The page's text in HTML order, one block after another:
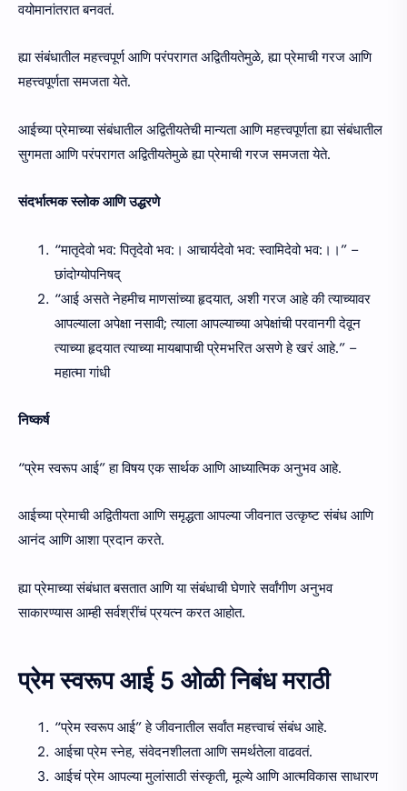
वयोमानांतरात बनवतं.
ह्या संबंधातील महत्त्वपूर्ण आणि परंपरागत अद्वितीयतेमुळे, ह्या प्रेमाची गरज आणि
महत्त्वपूर्णता समजता येते.
आईच्या प्रेमाच्या संबंधातील अद्वितीयतेची मान्यता आणि महत्त्वपूर्णता ह्या संबंधातील
सुगमता आणि परंपरागत अद्वितीयतेमुळे ह्या प्रेमाची गरज समजता येते.
संदर्भात्मक स्लोक आणि उद्धरणे
“मातृदेवो भव: पितृदेवो भव:। आचार्यदेवो भव: स्वामिदेवो भव:।।” –
छांदोग्योपनिषद्
“आई असते नेहमीच माणसांच्या हृदयात, अशी गरज आहे की त्याच्यावर
आपल्याला अपेक्षा नसावी; त्याला आपल्याच्या अपेक्षांची परवानगी देवून
त्याच्या हृदयात त्याच्या मायबापाची प्रेमभरित असणे हे खरं आहे.” –
महात्मा गांधी
निष्कर्ष
“प्रेम स्वरूप आई” हा विषय एक सार्थक आणि आध्यात्मिक अनुभव आहे.
आईच्या प्रेमाची अद्वितीयता आणि समृद्धता आपल्या जीवनात उत्कृष्ट संबंध आणि
आनंद आणि आशा प्रदान करते.
ह्या प्रेमाच्या संबंधात बसतात आणि या संबंधाची घेणारे सर्वांगीण अनुभव
साकारण्यास आम्ही सर्वश्रींचं प्रयत्न करत आहोत.
प्रेम स्वरूप आई 5 ओळी निबंध मराठी
“प्रेम स्वरूप आई” हे जीवनातील सर्वांत महत्त्वाचं संबंध आहे.
आईचा प्रेम स्नेह, संवेदनशीलता आणि समर्थतेला वाढवतं.
आईचं प्रेम आपल्या मुलांसाठी संस्कृती, मूल्ये आणि आत्मविकास साधारण